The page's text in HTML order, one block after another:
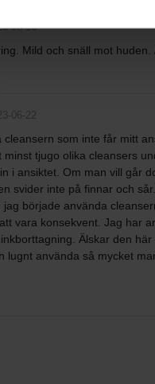
08-16
Mild och snäll mot
06-22
cleansern som inte får mitt
minst tjugo olika cleansers
i ansiktet. Om man vill går
svider inte på finnar och
jag började använda
vara konsekvent. Jag har
Älskar den
lugnt använda så mycket